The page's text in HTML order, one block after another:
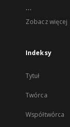
...
Zobacz więcej
Indeksy
Tytuł
Twórca
Współtwórca